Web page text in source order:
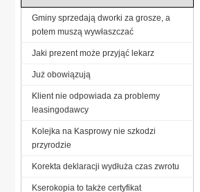
Gminy sprzedają dworki za grosze, a
potem muszą wywłaszczać
Jaki prezent może przyjąć lekarz
Już obowiązują
Klient nie odpowiada za problemy
leasingodawcy
Kolejka na Kasprowy nie szkodzi
przyrodzie
Korekta deklaracji wydłuża czas zwrotu
Kserokopia to także certyfikat